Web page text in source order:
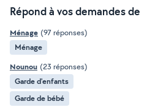
Répond à vos demandes de
Ménage (97 réponses)
Ménage
Nounou (23 réponses)
Garde d'enfants
Garde de bébé